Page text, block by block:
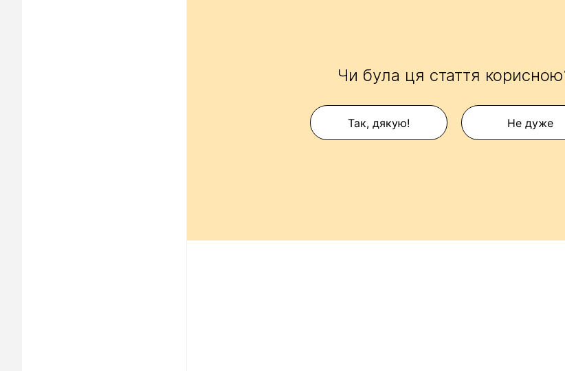
Чи була ця стаття
Так, дякую! Не дуже